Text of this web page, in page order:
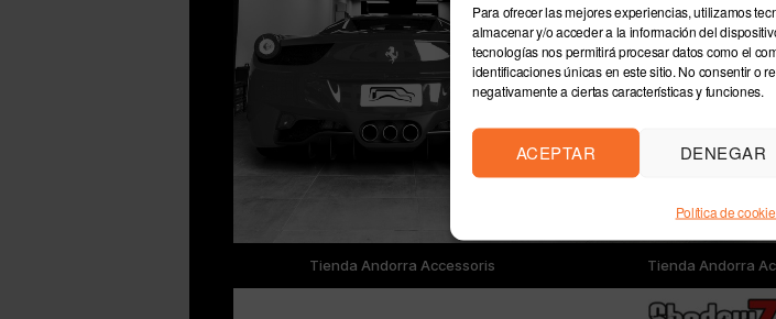
Para ofrecer las mejores experiencias, utilizamos
almacenar y/o acceder a la información del
tecnologías nos permitirá procesar datos como el
identificaciones únicas en este sitio. No consentir o
negativamente a ciertas características y funciones.
ACEPTAR DENEGAR
Política de
Tienda Andorra Accessoris Tienda Andorra